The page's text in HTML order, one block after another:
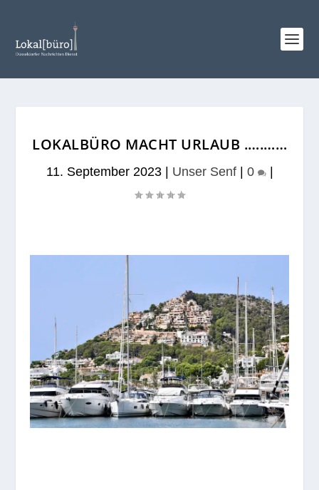
LOKALBÜRO MACHT URLAUB .….……
11. September 2023| Unser Senf| 0 |